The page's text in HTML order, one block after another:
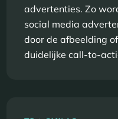
advertenties. Zo
social media
door de afbeelding
duidelijke call-to-